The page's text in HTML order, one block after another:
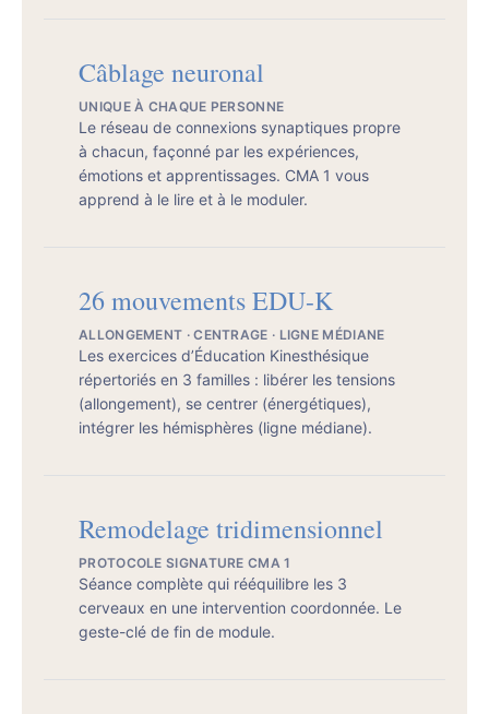
Câblage neuronal
UNIQUE À CHAQUE PERSONNE
Le réseau de connexions synaptiques propre
à chacun, façonné par les expériences,
émotions et apprentissages. CMA 1 vous
apprend à le lire et à le moduler.
26 mouvements EDU-K
ALLONGEMENT · CENTRAGE · LIGNE MÉDIANE
Les exercices d’Éducation Kinesthésique
répertoriés en 3 familles : libérer les tensions
(allongement), se centrer (énergétiques),
intégrer les hémisphères (ligne médiane).
Remodelage tridimensionnel
PROTOCOLE SIGNATURE CMA 1
Séance complète qui rééquilibre les 3
cerveaux en une intervention coordonnée. Le
geste-clé de fin de module.